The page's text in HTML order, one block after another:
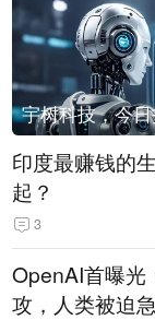
宇树科技，今
印度最赚钱的
起？
3
OpenAI首曝光
攻，人类被迫